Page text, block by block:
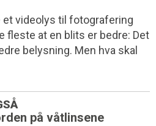
et videolys til fotografering
fleste at en blits er bedre: Det
belysning. Men hva skal
på våtlinsene